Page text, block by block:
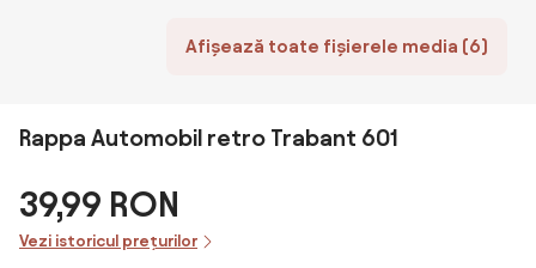
Afișează toate fișierele media (6)
Rappa Automobil retro Trabant 601
39,99 RON
Vezi istoricul prețurilor